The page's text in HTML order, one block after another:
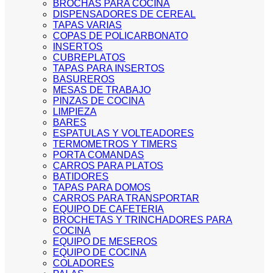
BROCHAS PARA COCINA
DISPENSADORES DE CEREAL
TAPAS VARIAS
COPAS DE POLICARBONATO
INSERTOS
CUBREPLATOS
TAPAS PARA INSERTOS
BASUREROS
MESAS DE TRABAJO
PINZAS DE COCINA
LIMPIEZA
BARES
ESPATULAS Y VOLTEADORES
TERMOMETROS Y TIMERS
PORTA COMANDAS
CARROS PARA PLATOS
BATIDORES
TAPAS PARA DOMOS
CARROS PARA TRANSPORTAR
EQUIPO DE CAFETERIA
BROCHETAS Y TRINCHADORES PARA
COCINA
EQUIPO DE MESEROS
EQUIPO DE COCINA
COLADORES